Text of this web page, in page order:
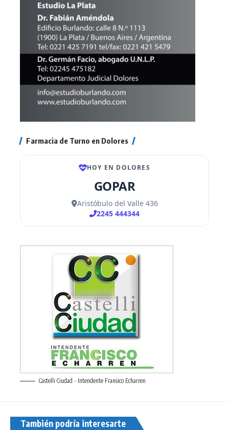
Farmacia de Turno en Dolores
Castelli Ciudad - Intendente Fransico Echarren
También podría interesarte